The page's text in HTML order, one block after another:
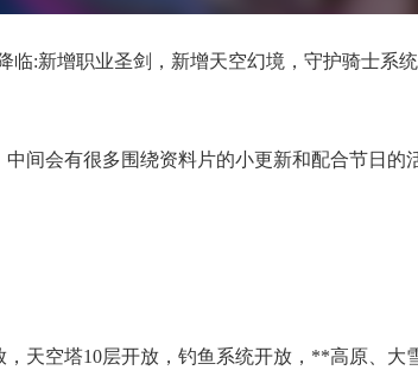
:新增职业圣剑，新增天空幻境，守护骑士系统
会有很多围绕资料片的小更新和配合节日的
天空塔10层开放，钓鱼系统开放，**高原、大